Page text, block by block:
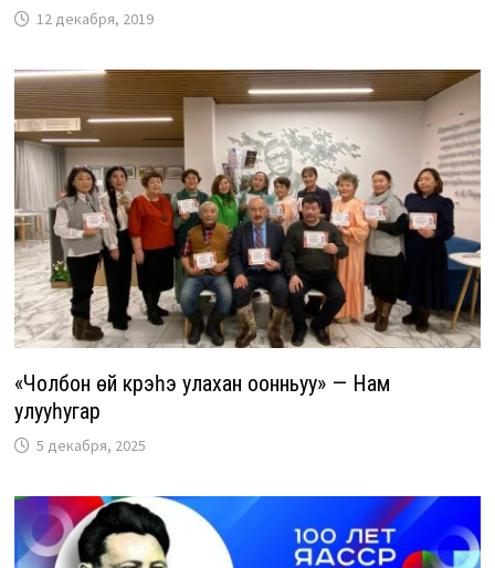
12 декабря, 2019
«Чолбон өй күрэһэ улахан оонньуу» — Нам
улууһугар
5 декабря, 2025